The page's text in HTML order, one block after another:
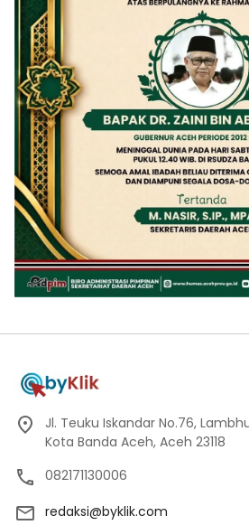
Jl. Teuku Iskandar No.76,
Kota Banda Aceh, Aceh 23118
082171130006
redaksi@byklik.com